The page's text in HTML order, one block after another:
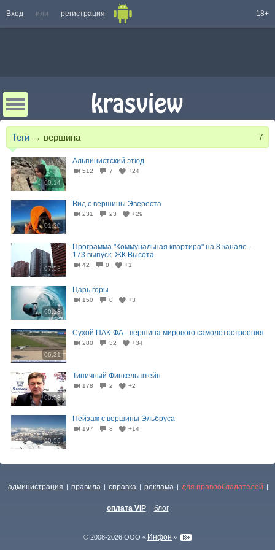
Вход или регистрация 18+
Теги → вершина 7
00:14
Альпинистский этюд
512 7 +24
01:30
Вид с вершины Эвереста
231 23 +29
07:58
Программа "Коммунальная квартира" на 8 канале -
173 выпуск. ЖК Высота
42 0 +1
00:13
Царь горы
150 0 +3
06:31
Сухой ПАК-ФА - вершина мирового самолётостроения
280 32 +34
00:03
Типичный Финкельштейн
178 2 +2
00:56
Пейзаж с вершины Эльбруса
197 8 +14
администрация | правила | справка | реклама | для правообладателей |
оплата VIP | блог
© 2008-2026 ООО « Инфон »